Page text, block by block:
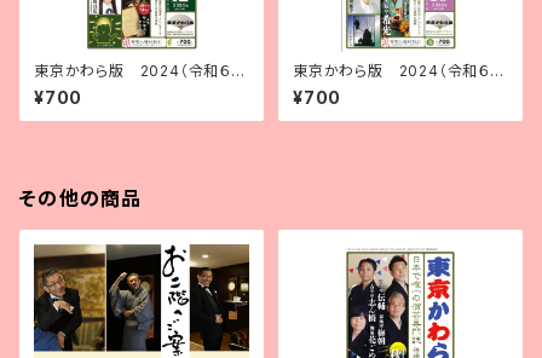
東京かわら版 2024（令和６）
年12月号
¥700
東京かわら版 2024（令和６）
年10月号
¥700
その他の商品